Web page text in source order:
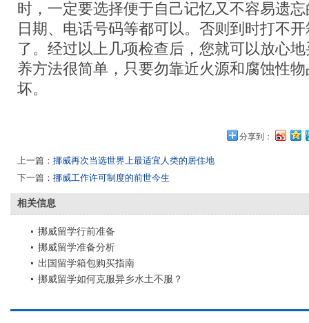
时，一定要选择便于自己记忆又不容易遗
日期、电话号码等都可以。否则到时打不
了。经过以上几项检查后，您就可以放心
养方法很简单，只要勿靠近火源和腐蚀性
坏。
分享到：
上一篇： 挪威再次当选世界上最适宜人类的居住地
下一篇： 挪威工作许可制度的前世今生
相关信息
挪威留学行前准备
挪威留学准备分析
出国留学箱包购买指南
挪威留学如何克服异乡水土不服？